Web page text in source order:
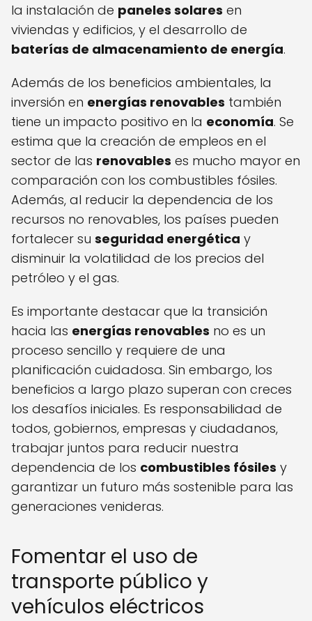
la instalación de paneles solares en
viviendas y edificios, y el desarrollo de
baterías de almacenamiento de energía.
Además de los beneficios ambientales, la
inversión en energías renovables también
tiene un impacto positivo en la economía. Se
estima que la creación de empleos en el
sector de las renovables es mucho mayor en
comparación con los combustibles fósiles.
Además, al reducir la dependencia de los
recursos no renovables, los países pueden
fortalecer su seguridad energética y
disminuir la volatilidad de los precios del
petróleo y el gas.
Es importante destacar que la transición
hacia las energías renovables no es un
proceso sencillo y requiere de una
planificación cuidadosa. Sin embargo, los
beneficios a largo plazo superan con creces
los desafíos iniciales. Es responsabilidad de
todos, gobiernos, empresas y ciudadanos,
trabajar juntos para reducir nuestra
dependencia de los combustibles fósiles y
garantizar un futuro más sostenible para las
generaciones venideras.
Fomentar el uso de
transporte público y
vehículos eléctricos